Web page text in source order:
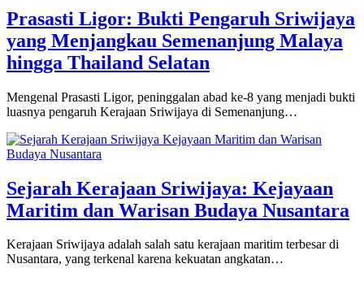
Prasasti Ligor: Bukti Pengaruh Sriwijaya
yang Menjangkau Semenanjung Malaya
hingga Thailand Selatan
Mengenal Prasasti Ligor, peninggalan abad ke-8 yang menjadi bukti
luasnya pengaruh Kerajaan Sriwijaya di Semenanjung…
Sejarah Kerajaan Sriwijaya: Kejayaan
Maritim dan Warisan Budaya Nusantara
Kerajaan Sriwijaya adalah salah satu kerajaan maritim terbesar di
Nusantara, yang terkenal karena kekuatan angkatan…